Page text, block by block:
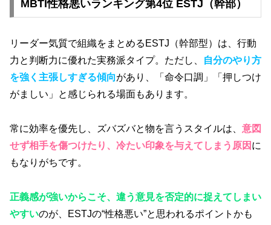
MBTI性格悪いランキング第4位 ESTJ（幹部）
リーダー気質で組織をまとめるESTJ（幹部型）は、行動
力と判断力に優れた実務派タイプ。ただし、
自分のやり方
を強く主張しすぎる傾向があり、「命令口調」「押しつけ
がましい」と感じられる場面もあります。
常に効率を優先し、ズバズバと物を言うスタイルは、 意図
せず相手を傷つけたり、冷たい印象を与えてしまう原因 に
もなりがちです。
正義感が強いからこそ、違う意見を否定的に捉えてしまい
やすいのが、ESTJの“性格悪い”と思われるポイントかも